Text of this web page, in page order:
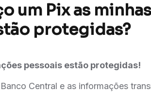
um Pix as
protegidas?
pessoais estão protegidas!
Central e as informações